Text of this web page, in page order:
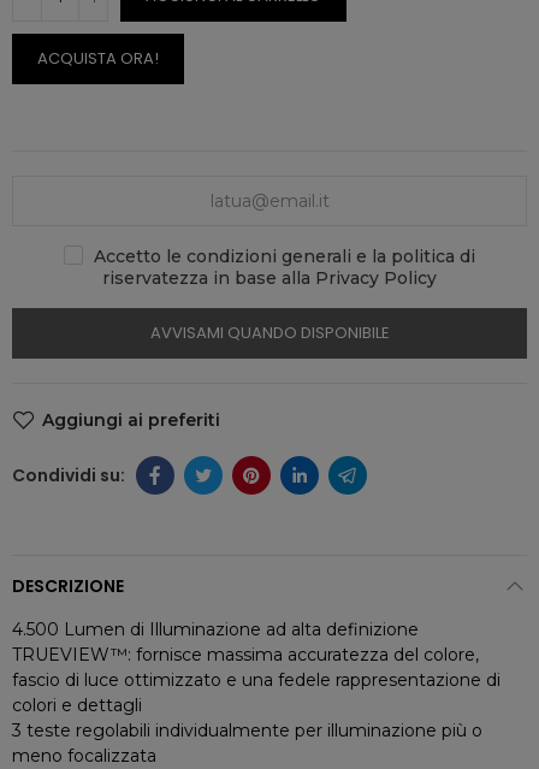
ACQUISTA ORA!
Accetto le condizioni generali e la politica di
riservatezza in base alla Privacy Policy
AVVISAMI QUANDO DISPONIBILE
Aggiungi ai preferiti
DESCRIZIONE
4.500 Lumen di Illuminazione ad alta definizione
TRUEVIEW™: fornisce massima accuratezza del colore,
fascio di luce ottimizzato e una fedele rappresentazione di
colori e dettagli
3 teste regolabili individualmente per illuminazione più o
meno focalizzata